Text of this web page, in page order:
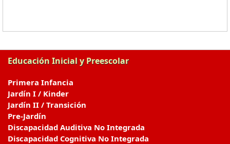
Educación Inicial y Preescolar
Primera Infancia
Jardín I / Kinder
Jardín II / Transición
Pre-Jardín
Discapacidad Auditiva No Integrada
Discapacidad Cognitiva No Integrada